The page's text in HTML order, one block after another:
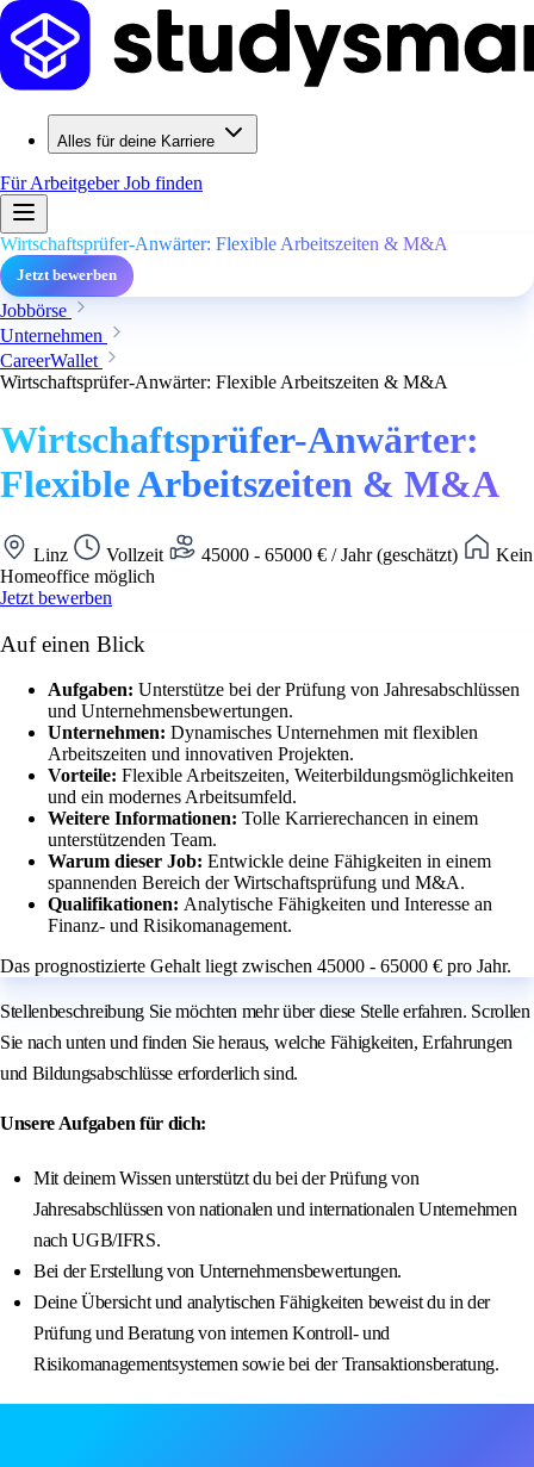
Alles für deine Karriere
Für ArbeitgeberJob finden
Wirtschaftsprüfer-Anwärter: Flexible Arbeitszeiten & M&A
Jetzt bewerben
Jobbörse
Unternehmen
CareerWallet
Wirtschaftsprüfer-Anwärter: Flexible Arbeitszeiten & M&A
Wirtschaftsprüfer-Anwärter:
Flexible Arbeitszeiten & M&A
Linz Vollzeit 45000 - 65000 € / Jahr (geschätzt)
Kein
Homeoffice möglich
Jetzt bewerben
Auf einen Blick
Aufgaben: Unterstütze bei der Prüfung von Jahresabschlüssen
und Unternehmensbewertungen.
Unternehmen: Dynamisches Unternehmen mit flexiblen
Arbeitszeiten und innovativen Projekten.
Vorteile: Flexible Arbeitszeiten, Weiterbildungsmöglichkeiten
und ein modernes Arbeitsumfeld.
Weitere Informationen: Tolle Karrierechancen in einem
unterstützenden Team.
Warum dieser Job: Entwickle deine Fähigkeiten in einem
spannenden Bereich der Wirtschaftsprüfung und M&A.
Qualifikationen: Analytische Fähigkeiten und Interesse an
Finanz- und Risikomanagement.
Das prognostizierte Gehalt liegt zwischen 45000 - 65000 € pro Jahr.
Stellenbeschreibung Sie möchten mehr über diese Stelle erfahren. Scrollen
Sie nach unten und finden Sie heraus, welche Fähigkeiten, Erfahrungen
und Bildungsabschlüsse erforderlich sind.
Unsere Aufgaben für dich:
Mit deinem Wissen unterstützt du bei der Prüfung von
Jahresabschlüssen von nationalen und internationalen Unternehmen
nach UGB/IFRS.
Bei der Erstellung von Unternehmensbewertungen.
Deine Übersicht und analytischen Fähigkeiten beweist du in der
Prüfung und Beratung von internen Kontroll- und
Risikomanagementsystemen sowie bei der Transaktionsberatung.